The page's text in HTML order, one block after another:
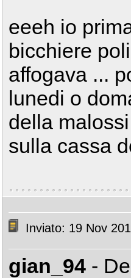
eeeh io
bicchiere
affogava ...
lunedi o
della
sulla cassa
Inviato: 19 Nov
gian_94 -